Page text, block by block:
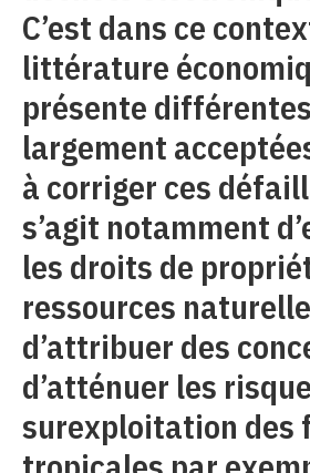
C’est dans ce
littérature
présente
largement
à corriger ces
s’agit notamment
les droits de
ressources
d’attribuer des
d’atténuer les
surexploitation des